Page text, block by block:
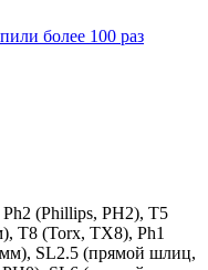
более 100 раз
(Phillips, PH2), T5
T8 (Torx, TX8), Ph1
SL2.5 (прямой шлиц,